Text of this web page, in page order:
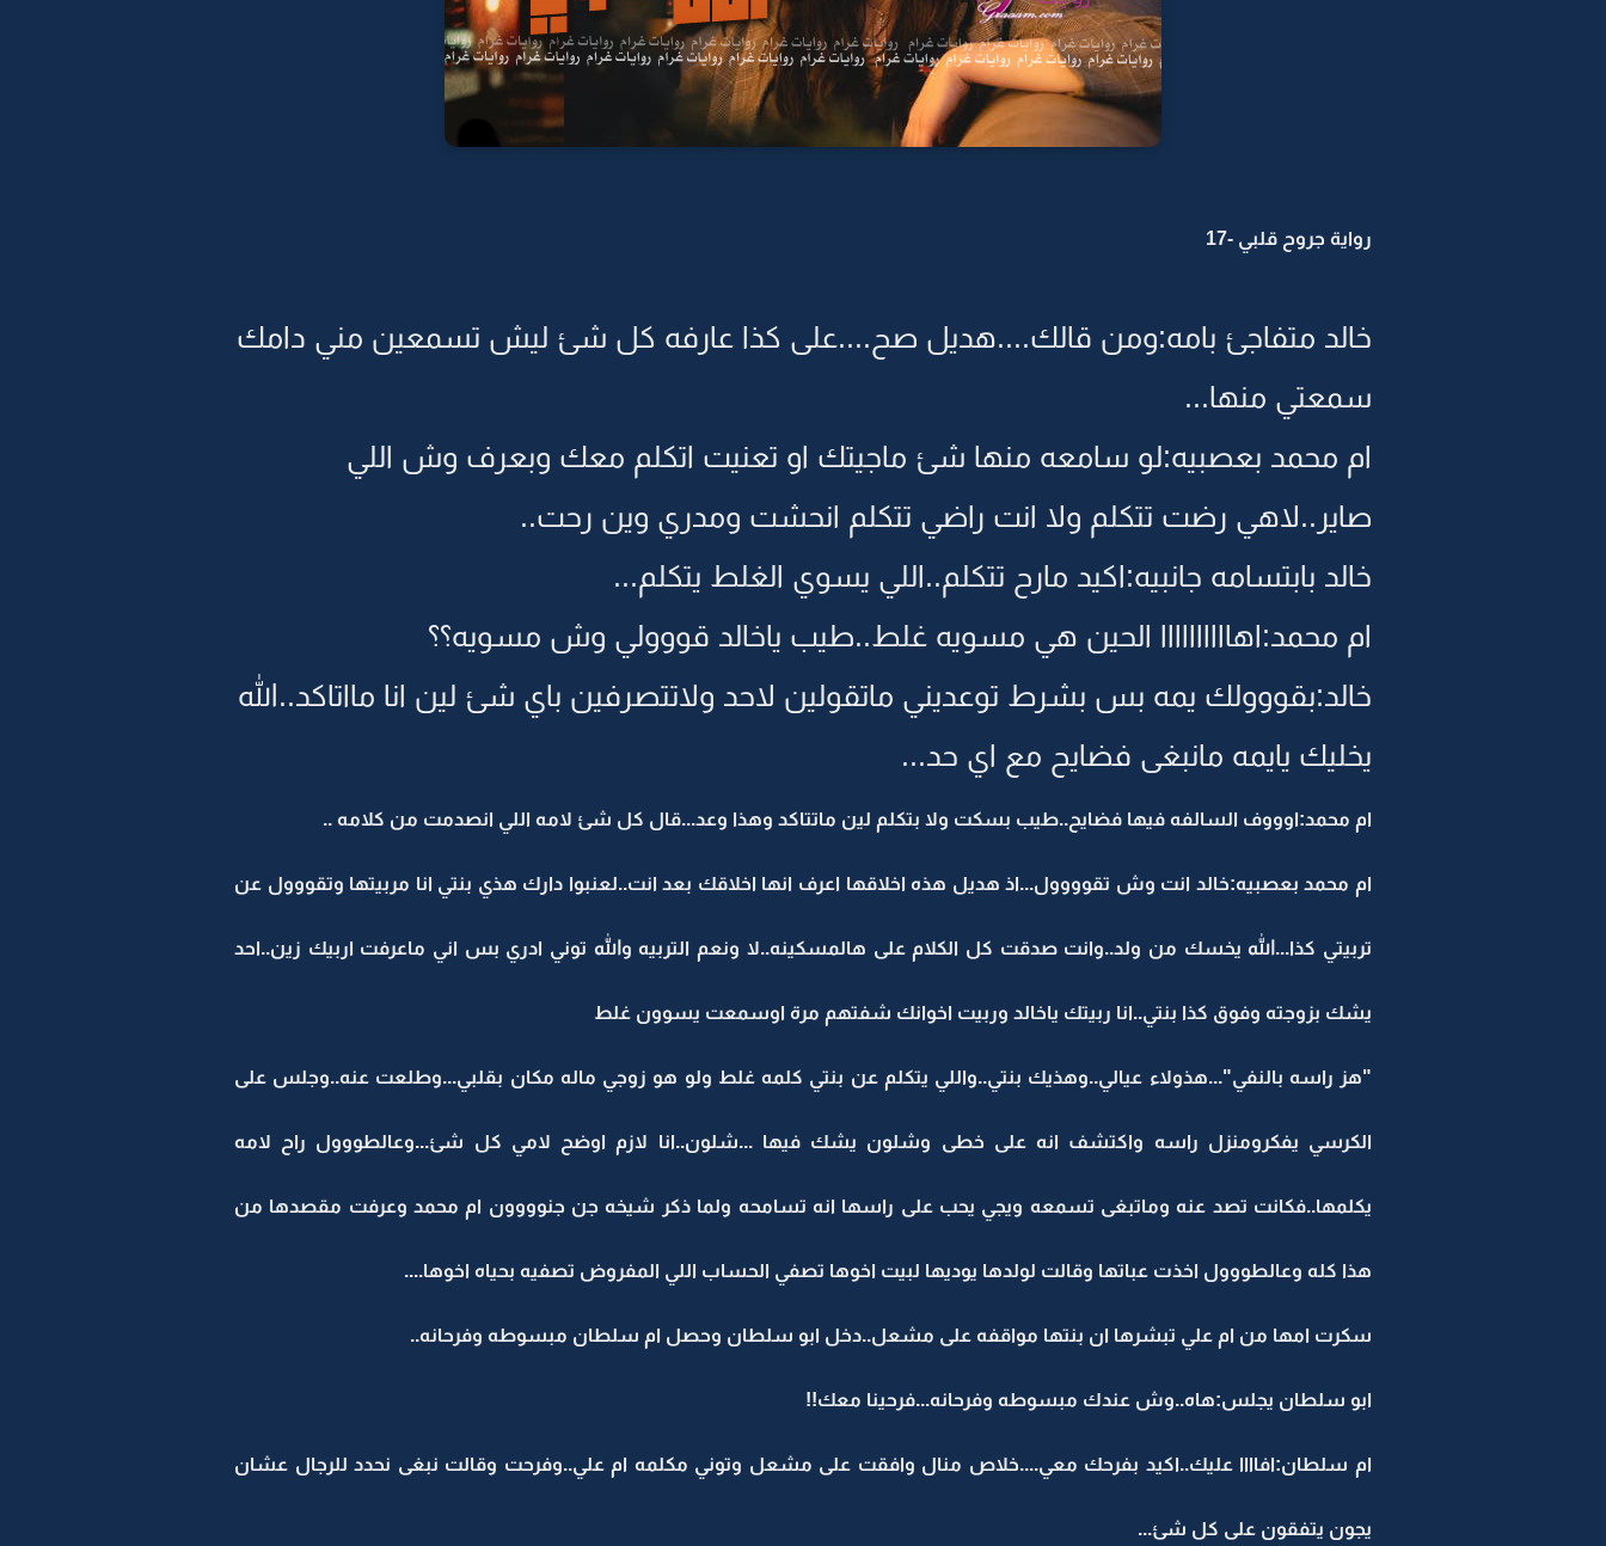
رواية جروح قلبي -17
خالد متفاجئ بامه:ومن قالك....هديل صح....على كذا عارفه كل شئ ليش تسمعين مني دامك
سمعتي منها...
ام محمد بعصبيه:لو سامعه منها شئ ماجيتك او تعنيت اتكلم معك وبعرف وش اللي
صاير..لاهي رضت تتكلم ولا انت راضي تتكلم انحشت ومدري وين رحت..
خالد بابتسامه جانبيه:اكيد مارح تتكلم..اللي يسوي الغلط يتكلم...
ام محمد:اهاااااااااا الحين هي مسويه غلط..طيب ياخالد قووولي وش مسويه؟؟
خالد:بقووولك يمه بس بشرط توعديني ماتقولين لاحد ولاتتصرفين باي شئ لين انا مااتاكد..الله
يخليك يايمه مانبغى فضايح مع اي حد...
ام محمد:اوووف السالفه فيها فضايح..طيب بسكت ولا بتكلم لين ماتتاكد وهذا وعد...قال كل شئ لامه اللي انصدمت من كلامه ..
ام محمد بعصبيه:خالد انت وش تقوووول...اذ هديل هذه اخلاقها اعرف انها اخلاقك بعد انت..لعنبوا دارك هذي بنتي انا مربيتها وتقووول عن
تربيتي كذا...الله يخسك من ولد..وانت صدقت كل الكلام على هالمسكينه..لا ونعم التربيه والله توني ادري بس اني ماعرفت اربيك زين..احد
يشك بزوجته وفوق كذا بنتي..انا ربيتك ياخالد وربيت اخوانك شفتهم مرة اوسمعت يسوون غلط
"هز راسه بالنفي"...هذولاء عيالي..وهذيك بنتي..واللي يتكلم عن بنتي كلمه غلط ولو هو زوجي ماله مكان بقلبي...وطلعت عنه..وجلس على
الكرسي يفكرومنزل راسه واكتشف انه على خطى وشلون يشك فيها ...شلون..انا لازم اوضح لامي كل شئ...وعالطووول راح لامه
يكلمها..فكانت تصد عنه وماتبغى تسمعه ويجي يحب على راسها انه تسامحه ولما ذكر شيخه جن جنوووون ام محمد وعرفت مقصدها من
هذا كله وعالطووول اخذت عباتها وقالت لولدها يوديها لبيت اخوها تصفي الحساب اللي المفروض تصفيه بحياه اخوها....
سكرت امها من ام علي تبشرها ان بنتها مواقفه على مشعل..دخل ابو سلطان وحصل ام سلطان مبسوطه وفرحانه..
ابو سلطان يجلس:هاه..وش عندك مبسوطه وفرحانه...فرحينا معك!!
ام سلطان:افاااا عليك..اكيد بفرحك معي....خلاص منال وافقت على مشعل وتوني مكلمه ام علي..وفرحت وقالت نبغى نحدد للرجال عشان
يجون يتفقون على كل شئ...